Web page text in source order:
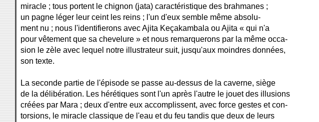
miracle ; tous portent le chignon (jata) caractéristique des brahmanes ;
un pagne léger leur ceint les reins ; l'un d'eux semble même absolu-
ment nu ; nous l'identifierons avec Ajita Keçakambala ou Ajita « qui n'a
pour vêtement que sa chevelure » et nous remarquerons par la même occa-
sion le zèle avec lequel notre illustrateur suit, jusqu'aux moindres données,
son texte.
La seconde partie de l'épisode se passe au-dessus de la caverne, siège
de la délibération. Les hérétiques sont l'un après l'autre le jouet des illusions
créées par Mara ; deux d'entre eux accomplissent, avec force gestes et con-
torsions, le miracle classique de l'eau et du feu tandis que deux de leurs